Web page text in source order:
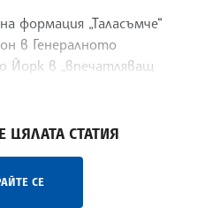
формация „Таласъмче“
в Генералното
Йорк в „впечатляващ
ЦЯЛАТА СТАТИЯ
СЕ